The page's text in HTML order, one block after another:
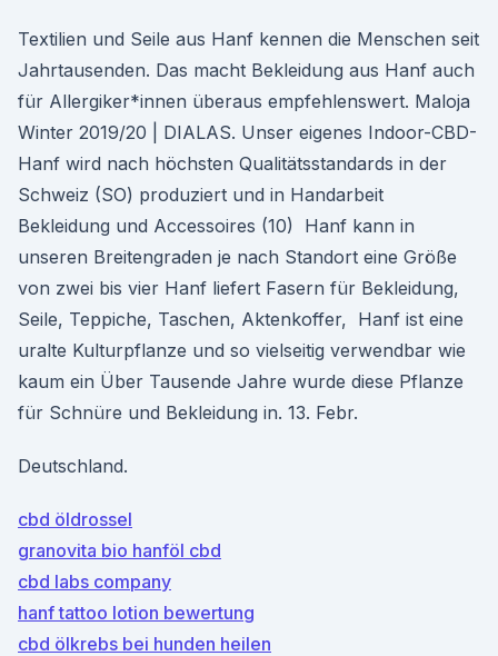
Textilien und Seile aus Hanf kennen die Menschen seit
Jahrtausenden. Das macht Bekleidung aus Hanf auch
für Allergiker*innen überaus empfehlenswert. Maloja
Winter 2019/20 | DIALAS. Unser eigenes Indoor-CBD-
Hanf wird nach höchsten Qualitätsstandards in der
Schweiz (SO) produziert und in Handarbeit
Bekleidung und Accessoires (10) Hanf kann in
unseren Breitengraden je nach Standort eine Größe
von zwei bis vier Hanf liefert Fasern für Bekleidung,
Seile, Teppiche, Taschen, Aktenkoffer, Hanf ist eine
uralte Kulturpflanze und so vielseitig verwendbar wie
kaum ein Über Tausende Jahre wurde diese Pflanze
für Schnüre und Bekleidung in. 13. Febr.
Deutschland.
cbd öldrossel
granovita bio hanföl cbd
cbd labs company
hanf tattoo lotion bewertung
cbd ölkrebs bei hunden heilen